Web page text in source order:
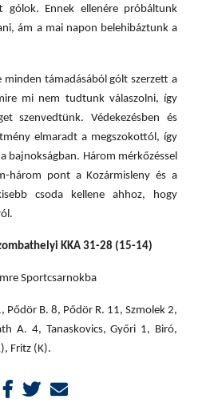
gólok. Ennek ellenére próbáltunk
ám a mai napon belehibáztunk a
támadásából gólt szerzett a
mi nem tudtunk válaszolni, így
szenvedtünk. Védekezésben és
elmaradt a megszokottól, így
bajnokságban. Három mérkőzéssel
három pont a Kozármisleny és a
csoda kellene ahhoz, hogy
KKA 31-28 (15-14)
Sportcsarnokba
Pődör B. 8, Pődör R. 11, Szmolek 2,
A. 4, Tanaskovics, Győri 1, Biró,
Fritz (K).